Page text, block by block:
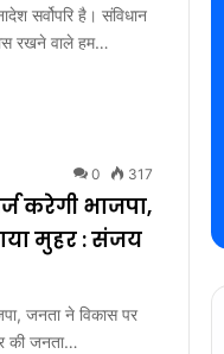
सर्वोपरि है। संविधान
रखने वाले हम…
0 317
करेगी भाजपा,
मुहर : संजय
जनता ने विकास पर
की जनता…